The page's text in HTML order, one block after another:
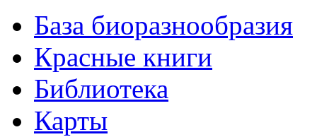
База биоразнообразия
Красные книги
Библиотека
Карты